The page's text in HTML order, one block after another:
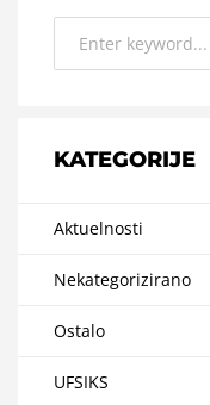
KATEGORIJE
Aktuelnosti
Nekategorizirano
Ostalo
UFSIKS